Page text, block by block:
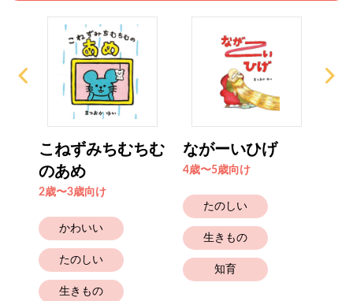
こねずみちむちむ
のあめ
2歳〜3歳向け
かわいい
たのしい
生きもの
ながーいひげ
4歳〜5歳向け
たのしい
生きもの
知育